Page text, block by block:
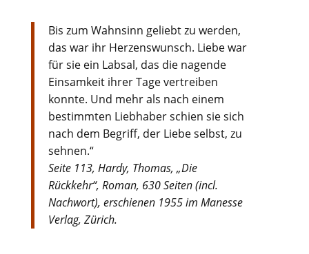
Bis zum Wahnsinn geliebt zu werden,
das war ihr Herzenswunsch. Liebe war
für sie ein Labsal, das die nagende
Einsamkeit ihrer Tage vertreiben
konnte. Und mehr als nach einem
bestimmten Liebhaber schien sie sich
nach dem Begriff, der Liebe selbst, zu
sehnen.“
Seite 113, Hardy, Thomas, „Die
Rückkehr“, Roman, 630 Seiten (incl.
Nachwort), erschienen 1955 im Manesse
Verlag, Zürich.